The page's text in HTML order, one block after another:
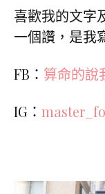
喜歡我的文字
一個讚，是我
FB： 算命的說
IG：